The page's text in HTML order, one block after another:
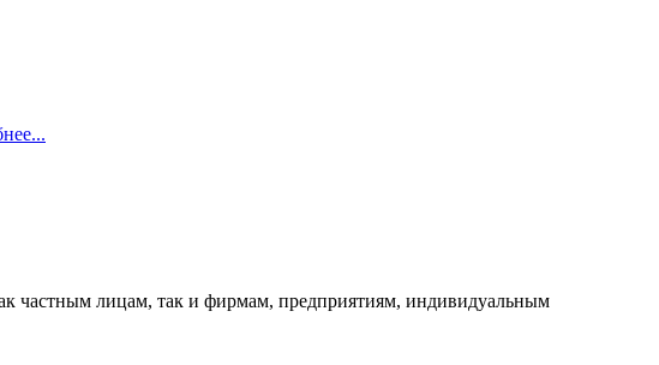
частным лицам, так и фирмам, предприятиям, индивидуальным